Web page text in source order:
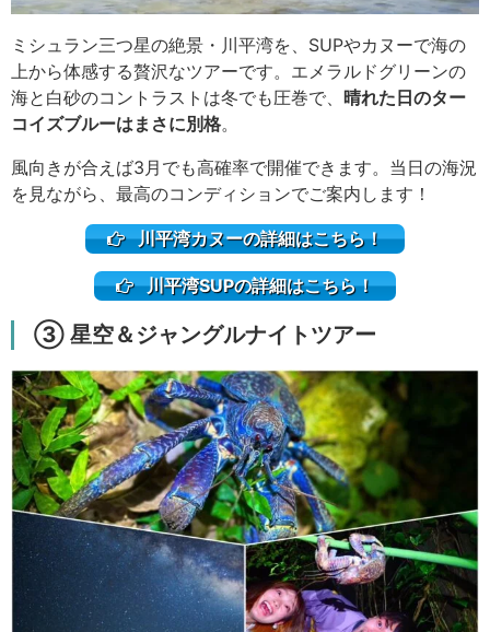
ミシュラン三つ星の絶景・川平湾を、SUPやカヌーで海の
上から体感する贅沢なツアーです。エメラルドグリーンの
海と白砂のコントラストは冬でも圧巻で、 晴れた日のター
コイズブルーはまさに別格。
風向きが合えば3月でも高確率で開催できます。当日の海況
を見ながら、最高のコンディションでご案内します！
川平湾カヌーの詳細はこちら！
川平湾SUPの詳細はこちら！
③ 星空＆ジャングルナイトツアー